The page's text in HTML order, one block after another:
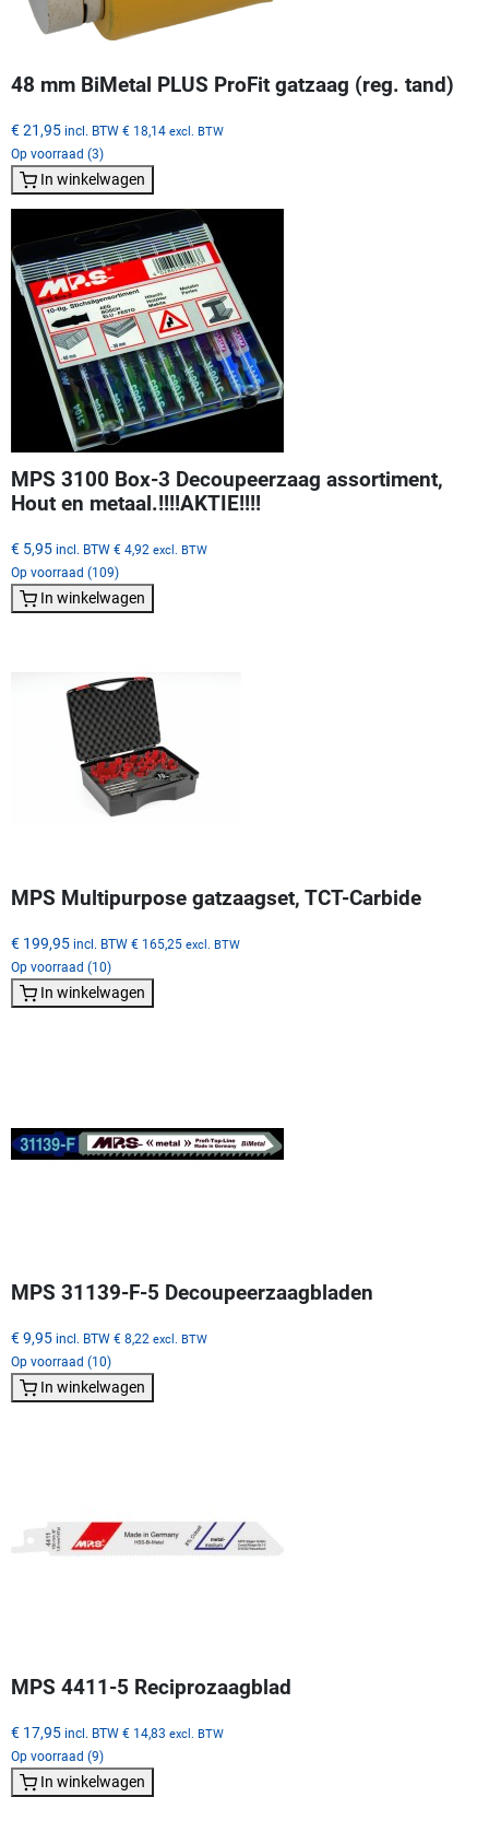
48 mm BiMetal PLUS ProFit gatzaag (reg. tand)
€ 21,95 incl. BTW € 18,14 excl. BTW
Op voorraad (3)
In winkelwagen
MPS 3100 Box-3 Decoupeerzaag assortiment,
Hout en metaal.!!!!AKTIE!!!!
€ 5,95 incl. BTW € 4,92 excl. BTW
Op voorraad (109)
In winkelwagen
MPS Multipurpose gatzaagset, TCT-Carbide
€ 199,95 incl. BTW € 165,25 excl. BTW
Op voorraad (10)
In winkelwagen
MPS 31139-F-5 Decoupeerzaagbladen
€ 9,95 incl. BTW € 8,22 excl. BTW
Op voorraad (10)
In winkelwagen
MPS 4411-5 Reciprozaagblad
€ 17,95 incl. BTW € 14,83 excl. BTW
Op voorraad (9)
In winkelwagen